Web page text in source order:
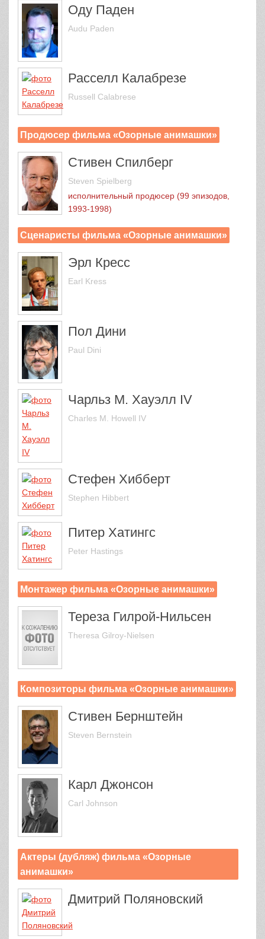
Оду Паден
Audu Paden
Расселл Калабрезе
Russell Calabrese
Продюсер фильма «Озорные анимашки»
Стивен Спилберг
Steven Spielberg
исполнительный продюсер (99 эпизодов,
1993-1998)
Сценаристы фильма «Озорные анимашки»
Эрл Кресс
Earl Kress
Пол Дини
Paul Dini
Чарльз М. Хауэлл IV
Charles M. Howell IV
Стефен Хибберт
Stephen Hibbert
Питер Хатингс
Peter Hastings
Монтажер фильма «Озорные анимашки»
Тереза Гилрой-Нильсен
Theresa Gilroy-Nielsen
Композиторы фильма «Озорные анимашки»
Стивен Бернштейн
Steven Bernstein
Карл Джонсон
Carl Johnson
Актеры (дубляж) фильма «Озорные
анимашки»
Дмитрий Поляновский